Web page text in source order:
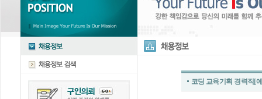
코딩 교육기획 경력직[